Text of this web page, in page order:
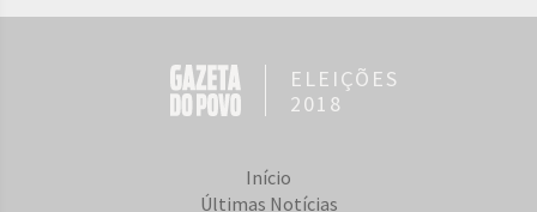
ELEIÇÕES
2018
Início
Últimas Notícias